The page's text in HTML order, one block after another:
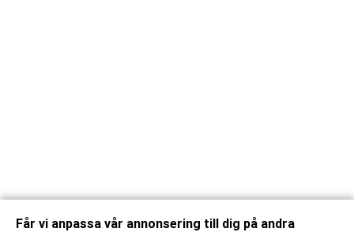
Får vi anpassa vår annonsering till dig på andra